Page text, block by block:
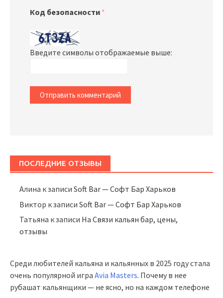
Код безопасности *
Введите символы отображаемые выше:
ПОСЛЕДНИЕ ОТЗЫВЫ
Алина к записиSoft Bar — Софт Бар Харьков
Виктор к записиSoft Bar — Софт Бар Харьков
Татьяна к записи На Связи кальян бар, цены,
отзывы
Среди любителей кальяна и кальянных в 2025 году стала
очень популярной игра Avia Masters. Почему в нее
рубашат кальянщики — не ясно, но на каждом телефоне